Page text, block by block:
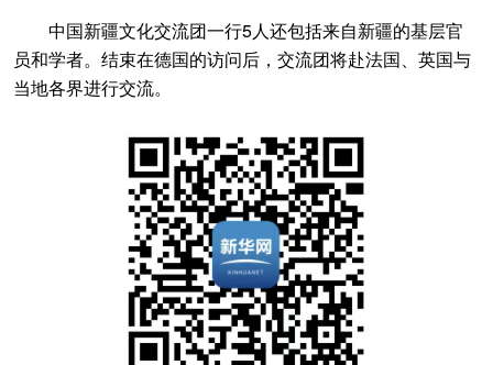
中国新疆文化交流团一行5人还包括来自新疆的基层官
员和学者。结束在德国的访问后，交流团将赴法国、英国与
当地各界进行交流。